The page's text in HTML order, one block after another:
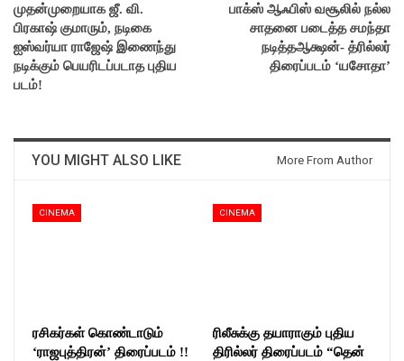
முதன்முறையாக ஜீ. வி.
பிரகாஷ் குமாரும், நடிகை
ஐஸ்வர்யா ராஜேஷ் இணைந்து
நடிக்கும் பெயரிடப்படாத புதிய
படம்!
பாக்ஸ் ஆஃபிஸ் வசூலில் நல்ல
சாதனை படைத்த சமந்தா
நடித்தஆக்ஷன்- த்ரில்லர்
திரைப்படம் ‘யசோதா’
YOU MIGHT ALSO LIKE More From Author
CINEMA
ரசிகர்கள் கொண்டாடும்
‘ராஜபுத்திரன்’ திரைப்படம் !!
CINEMA
ரிலீசுக்கு தயாராகும் புதிய
திரில்லர் திரைப்படம் “தென்